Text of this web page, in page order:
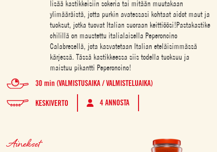
lisää kastikkeisiin sokeria tai mitään muutakaan
ylimääräistä, jotta purkin avatessasi kohtaat aidot maut ja
tuoksut, jotka tuovat Italian suoraan keittiöösi!Pastakastike
chilillä on maustettu italialaisella Peperoncino
Calabresellä, jota kasvatetaan Italian eteläisimmässä
kärjessä. Tässä kastikkeessa siis todella tuoksuu ja
maistuu pikantti Peperoncino!
30 min (VALMISTUSAIKA / VALMISTELUAIKA)
KESKIVERTO 4 ANNOSTA
Ainekset